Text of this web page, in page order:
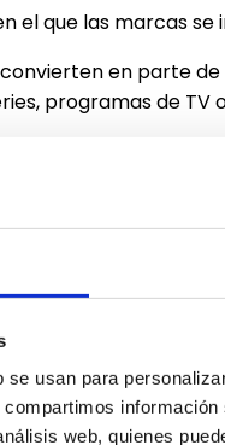
usan para
web, quienes
el que las marcas
en parte
programas de TV
entertainment no
de los
la
de eventos, hay